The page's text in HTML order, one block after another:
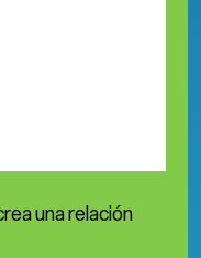
una relación